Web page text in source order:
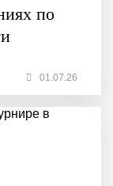
по
01.07.26